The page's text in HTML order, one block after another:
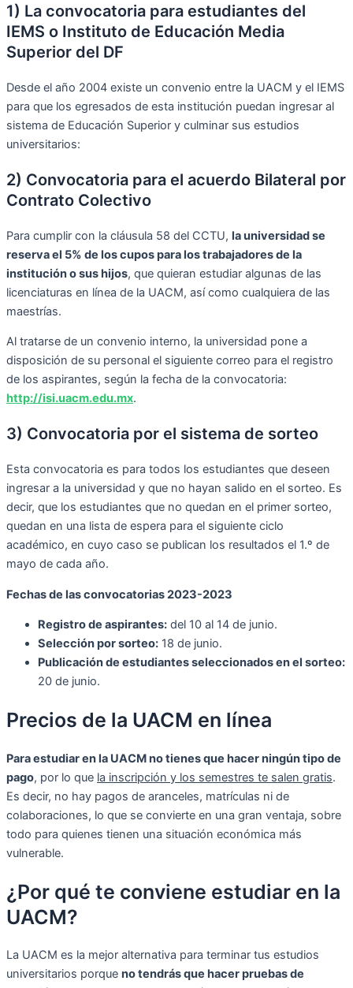
1) La convocatoria para estudiantes del
IEMS o Instituto de Educación Media
Superior del DF
Desde el año 2004 existe un convenio entre la UACM y el IEMS
para que los egresados de esta institución puedan ingresar al
sistema de Educación Superior y culminar sus estudios
universitarios:
2) Convocatoria para el acuerdo Bilateral por
Contrato Colectivo
Para cumplir con la cláusula 58 del CCTU, la universidad se
reserva el 5% de los cupos para los trabajadores de la
institución o sus hijos, que quieran estudiar algunas de las
licenciaturas en línea de la UACM, así como cualquiera de las
maestrías.
Al tratarse de un convenio interno, la universidad pone a
disposición de su personal el siguiente correo para el registro
de los aspirantes, según la fecha de la convocatoria:
http://isi.uacm.edu.mx.
3) Convocatoria por el sistema de sorteo
Esta convocatoria es para todos los estudiantes que deseen
ingresar a la universidad y que no hayan salido en el sorteo. Es
decir, que los estudiantes que no quedan en el primer sorteo,
quedan en una lista de espera para el siguiente ciclo
académico, en cuyo caso se publican los resultados el 1.º de
mayo de cada año.
Fechas de las convocatorias 2023-2023
Registro de aspirantes: del 10 al 14 de junio.
Selección por sorteo: 18 de junio.
Publicación de estudiantes seleccionados en el sorteo:
20 de junio.
Precios de la UACM en línea
Para estudiar en la UACM no tienes que hacer ningún tipo de
pago, por lo que la inscripción y los semestres te salen gratis.
Es decir, no hay pagos de aranceles, matrículas ni de
colaboraciones, lo que se convierte en una gran ventaja, sobre
todo para quienes tienen una situación económica más
vulnerable.
¿Por qué te conviene estudiar en la
UACM?
La UACM es la mejor alternativa para terminar tus estudios
universitarios porque no tendrás que hacer pruebas de